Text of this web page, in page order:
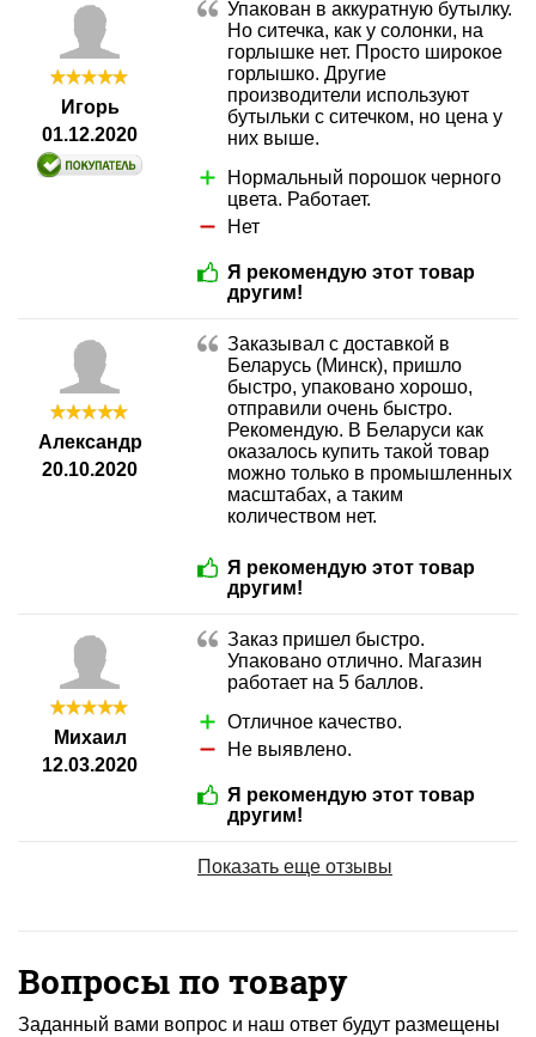
Игорь
01.12.2020
Упакован в аккуратную бутылку.
Но ситечка, как у солонки, на
горлышке нет. Просто широкое
горлышко. Другие
производители используют
бутыльки с ситечком, но цена у
них выше.
Нормальный порошок черного
цвета. Работает.
Нет
Я рекомендую этот товар
другим!
Александр
20.10.2020
Заказывал с доставкой в
Беларусь (Минск), пришло
быстро, упаковано хорошо,
отправили очень быстро.
Рекомендую. В Беларуси как
оказалось купить такой товар
можно только в промышленных
масштабах, а таким
количеством нет.
Я рекомендую этот товар
другим!
Михаил
12.03.2020
Заказ пришел быстро.
Упаковано отлично. Магазин
работает на 5 баллов.
Отличное качество.
Не выявлено.
Я рекомендую этот товар
другим!
Показать еще отзывы
Вопросы по товару
Заданный вами вопрос и наш ответ будут размещены